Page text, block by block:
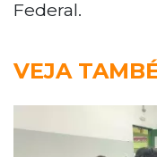
Federal.
VEJA